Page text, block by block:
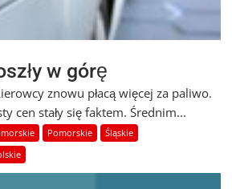
w górę
znowu płacą więcej za paliwo.
cen stały się faktem. Średnim...
Pomorskie
Śląskie